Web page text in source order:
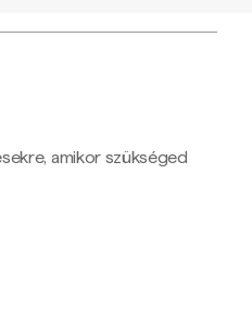
amikor szükséged